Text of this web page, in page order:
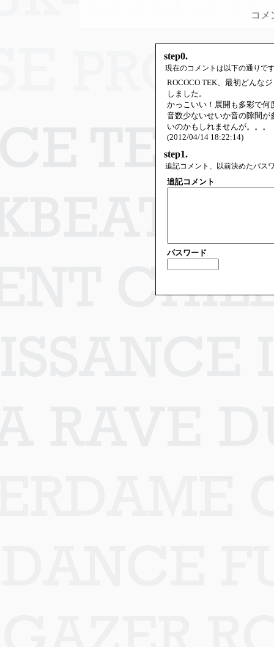
コメ
step0.
現在のコメントは以下の通りで
ROCOCO TEK、最初どんな
しました。
かっこいい！展開も多彩で
音数少ないせいか音の隙間
いのかもしれませんが。。。
(2012/04/14 18:22:14)
step1.
追記コメント、以前決めたパス
追記コメント
パスワード